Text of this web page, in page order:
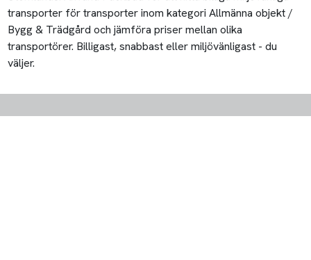
transporter för transporter inom kategori Allmänna objekt /
Bygg & Trädgård och jämföra priser mellan olika
transportörer. Billigast, snabbast eller miljövänligast - du
väljer.